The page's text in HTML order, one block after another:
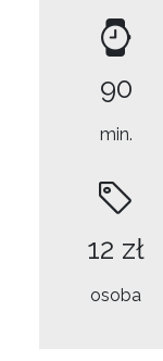
90
min.
12 zł
osoba